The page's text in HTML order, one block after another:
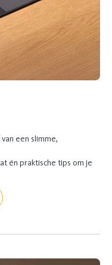
een slimme,
én praktische tips om je